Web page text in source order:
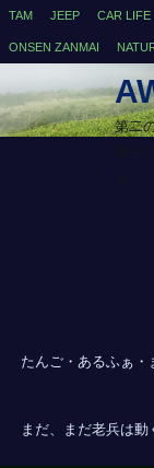
TAM JEEP CAR LIFE
ONSEN ZANMAI
第二
たんご・あるふぁ・
まだ、まだ老兵は動